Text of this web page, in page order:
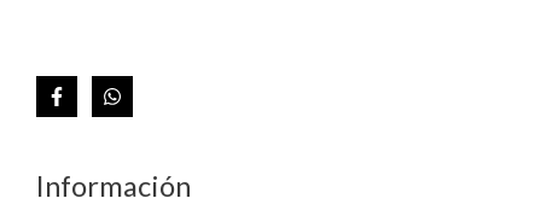
Información